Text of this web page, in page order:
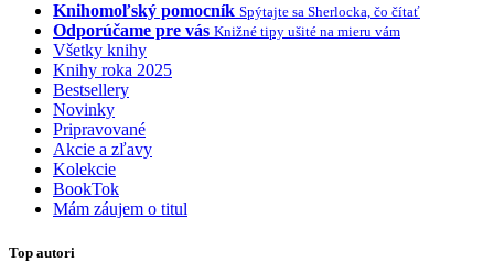
Knihomoľský pomocník Spýtajte sa Sherlocka, čo čítať
Odporúčame pre vás Knižné tipy ušité na mieru vám
Všetky knihy
Knihy roka 2025
Bestsellery
Novinky
Pripravované
Akcie a zľavy
Kolekcie
BookTok
Mám záujem o titul
Top autori